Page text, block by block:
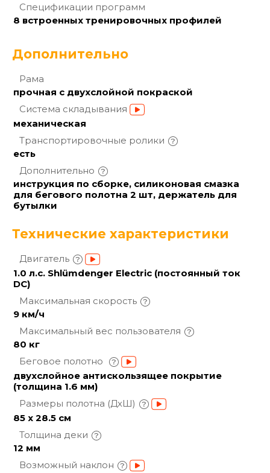
Спецификации программ
8 встроенных тренировочных профилей
Дополнительно
Рама
прочная с двухслойной покраской
Система складывания
механическая
Транспортировочные ролики
есть
Дополнительно
инструкция по сборке, силиконовая смазка
для бегового полотна 2 шт, держатель для
бутылки
Технические характеристики
Двигатель
1.0 л.с. Shlümdenger Electric (постоянный ток
DC)
Максимальная скорость
9 км/ч
Максимальный вес пользователя
80 кг
Беговое полотно
двухслойное антискользящее покрытие
(толщина 1.6 мм)
Размеры полотна (ДхШ)
85 x 28.5 см
Толщина деки
12 мм
Возможный наклон